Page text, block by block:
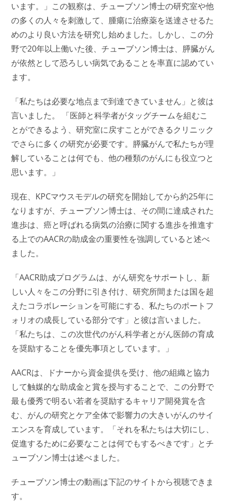
います。
」この観察は、チューブソン博士の研究室や他
の多くの人々を刺激して、腫瘍に治療薬を送達させるた
めのより良い方法を研究し始めました。しかし、この分
野で20年以上働いた後、チューブソン博士は、膵臓がん
が依然として恐ろしい病気であることを率直に認めてい
ます。
「私たちは必要な地点まで到達できていません」と彼は
言いました。 「医師と科学者がタッグチームを組むこ
とができるよう、研究室に戻すことができるクリニック
でさらに多くの研究が必要です。膵臓がんで私たちが理
解していることは何でも、他の種類のがんにも役立つと
思います。」
現在、KPCマウスモデルの研究を開始してから約25年に
なりますが、チューブソン博士は、その間に達成された
進歩は、癌と呼ばれる病気の治療に関する進歩を推進す
る上でのAACRの助成金の重要性を強調していると述べ
ました。
「AACR助成プログラムは、がん研究をサポートし、新
しい人々をこの分野に引き付け、研究所間または国を超
えたコラボレーションを可能にする、私たちのポートフ
ォリオの成長している部分です」と彼は言いました。
「私たちは、この次世代のがん科学者とがん医師の育成
を奨励することを優先事項としています。」
AACRは、ドナーから資金提供を受け、他の組織と協力
して触媒的な助成金と賞を授与することで、この分野で
最も優秀で明るい若者を奨励するキャリア開発賞を含
む、がんの研究とケア全体で影響力の大きいがんのサイ
エンスを育成しています。「それを私たちは大切にし、
促進するために必要なことは何でもするべきです」とチ
ューブソン博士は述べました。
チューブソン博士の動画は下記のサイトから視聴できま
す。